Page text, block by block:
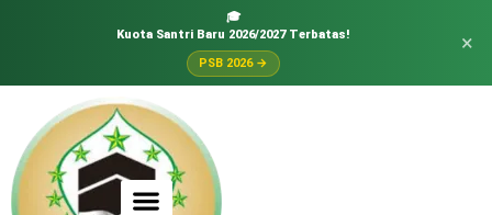
🎓
Kuota Santri Baru 2026/2027 Terbatas!
PSB 2026 →
×